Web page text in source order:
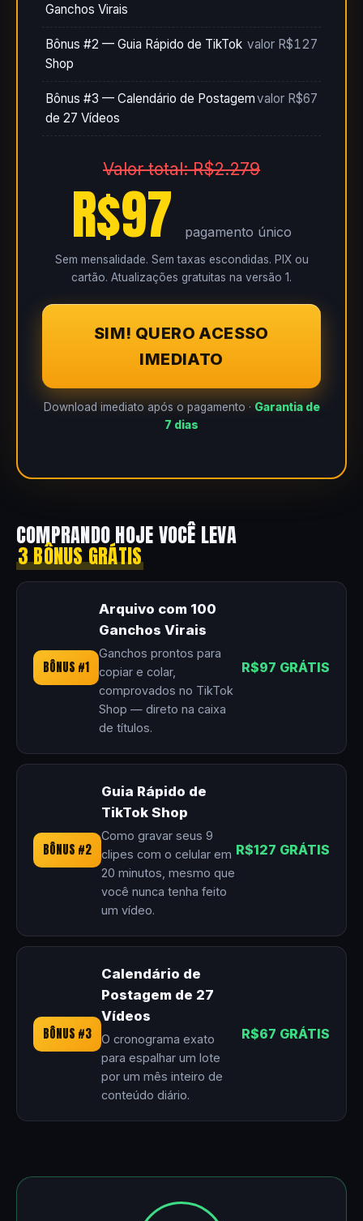
Ganchos Virais
Bônus #2 — Guia Rápido de TikTok
Shop
valor R$127
Bônus #3 — Calendário de Postagem
de 27 Vídeos
valor R$67
Valor total: R$2.279
R$97 pagamento único
Sem mensalidade. Sem taxas escondidas. PIX ou
cartão. Atualizações gratuitas na versão 1.
SIM! QUERO ACESSO
IMEDIATO
Download imediato após o pagamento · Garantia de
7 dias
COMPRANDO HOJE VOCÊ LEVA
3 BÔNUS GRÁTIS
BÔNUS #1
Arquivo com 100
Ganchos Virais
Ganchos prontos para
copiar e colar,
comprovados no TikTok
Shop — direto na caixa
de títulos.
R$97 GRÁTIS
BÔNUS #2
Guia Rápido de
TikTok Shop
Como gravar seus 9
clipes com o celular em
20 minutos, mesmo que
você nunca tenha feito
um vídeo.
R$127 GRÁTIS
BÔNUS #3
Calendário de
Postagem de 27
Vídeos
O cronograma exato
para espalhar um lote
por um mês inteiro de
conteúdo diário.
R$67 GRÁTIS